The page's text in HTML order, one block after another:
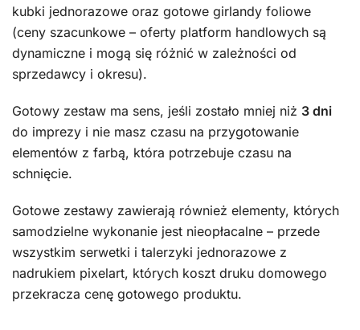
kubki jednorazowe oraz gotowe girlandy foliowe
(ceny szacunkowe – oferty platform handlowych są
dynamiczne i mogą się różnić w zależności od
sprzedawcy i okresu).
Gotowy zestaw ma sens, jeśli zostało mniej niż 3 dni
do imprezy i nie masz czasu na przygotowanie
elementów z farbą, która potrzebuje czasu na
schnięcie.
Gotowe zestawy zawierają również elementy, których
samodzielne wykonanie jest nieopłacalne – przede
wszystkim serwetki i talerzyki jednorazowe z
nadrukiem pixelart, których koszt druku domowego
przekracza cenę gotowego produktu.